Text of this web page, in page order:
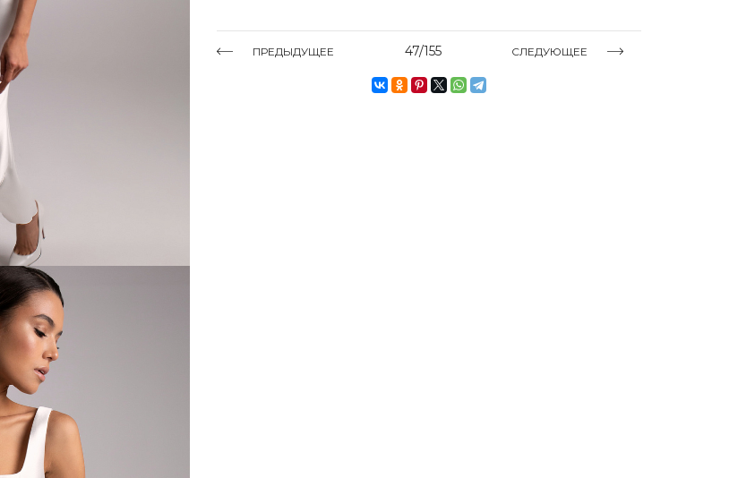
ПРЕДЫДУЩЕЕ 47/155 СЛЕДУЮЩЕЕ